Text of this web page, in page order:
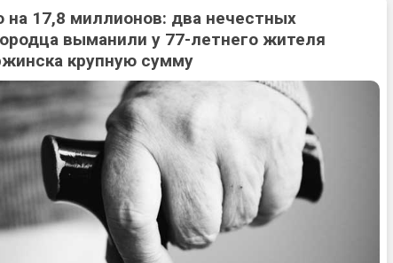
на 17,8 миллионов: два нечестных
выманили у 77-летнего жителя
крупную сумму